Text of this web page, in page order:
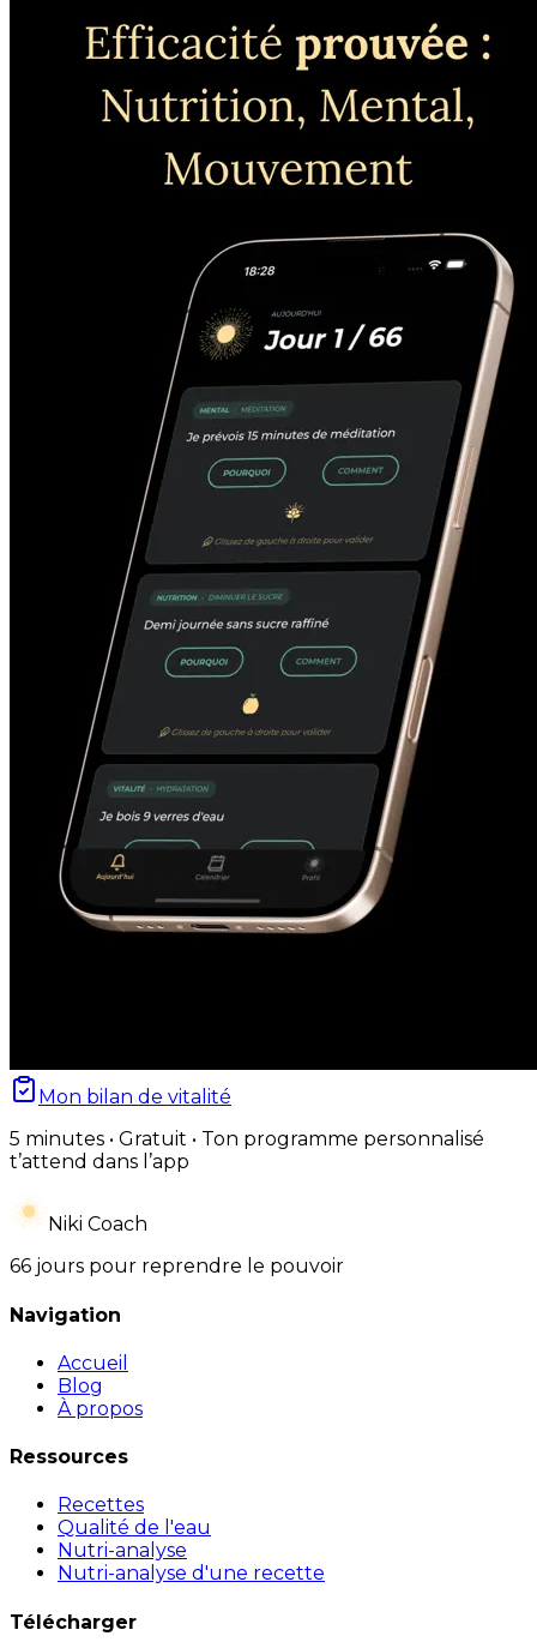
Mon bilan de vitalité
5 minutes • Gratuit • Ton programme personnalisé
t’attend dans l’app
Niki Coach
66 jours pour reprendre le pouvoir
Navigation
Accueil
Blog
À propos
Ressources
Recettes
Qualité de l'eau
Nutri-analyse
Nutri-analyse d'une recette
Télécharger